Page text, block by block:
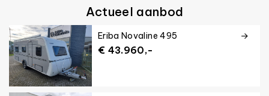
Actueel aanbod
Eriba Novaline 495
€ 43.960,-